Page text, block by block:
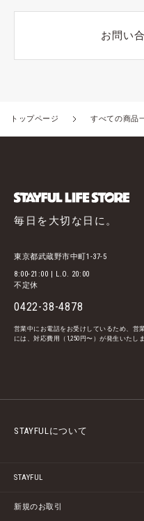
お問い
トップページ すべての商品
毎日を大切な日に。
東京都武蔵野市中町1-37-5
8:00-21:00 | L.O. 20:00
不定休
0422-38-4878
営業中にお電話をお受けしているため、営
には、対応費用（1,250円〜）が発生いたし
STAYFULについて
STAYFUL
新規のお取引